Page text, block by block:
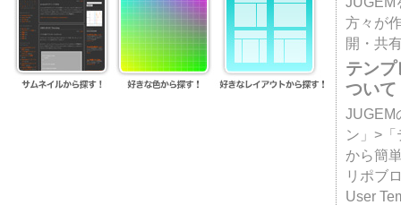
方々が
開・共
テン
ついて
JUGEM
ン」>
から簡
リポブ
User